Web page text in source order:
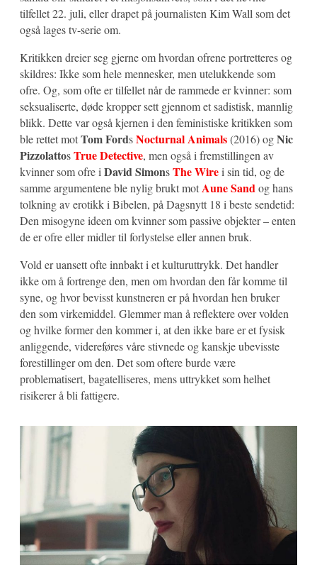
tilfellet 22. juli, eller drapet på journalisten Kim Wall som det
også lages tv-serie om.
Kritikken dreier seg gjerne om hvordan ofrene portretteres og
skildres: Ikke som hele mennesker, men utelukkende som
ofre. Og, som ofte er tilfellet når de rammede er kvinner: som
seksualiserte, døde kropper sett gjennom et sadistisk, mannlig
blikk. Dette var også kjernen i den feministiske kritikken som
ble rettet motTom FordsNocturnal Animals(2016) ogNic
PizzolattosTrue Detective, men også i fremstillingen av
kvinner som ofre i David SimonsThe Wirei sin tid, og de
samme argumentene ble nylig brukt motAune Sandog hans
tolkning av erotikk i Bibelen, på Dagsnytt 18 i beste sendetid:
Den misogyne ideen om kvinner som passive objekter – enten
de er ofre eller midler til forlystelse eller annen bruk.
Vold er uansett ofte innbakt i et kulturuttrykk. Det handler
ikke om å fortrenge den, men om hvordan den får komme til
syne, og hvor bevisst kunstneren er på hvordan hen bruker
den som virkemiddel. Glemmer man å reflektere over volden
og hvilke former den kommer i, at den ikke bare er et fysisk
anliggende, videreføres våre stivnede og kanskje ubevisste
forestillinger om den. Det som oftere burde være
problematisert, bagatelliseres, mens uttrykket som helhet
risikerer å bli fattigere.